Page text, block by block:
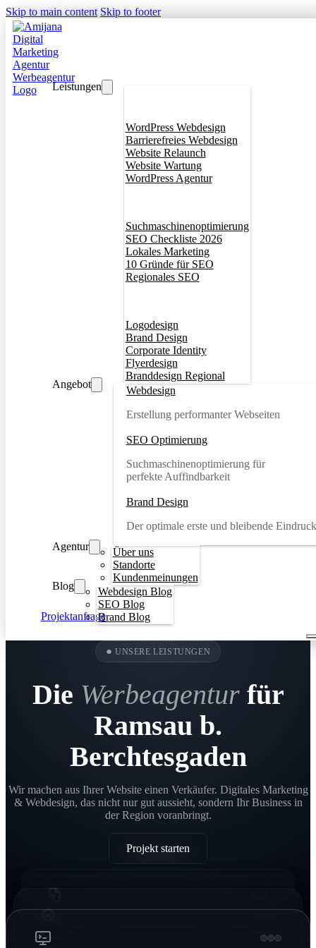
Skip to main content Skip to footer
Leistungen
WordPress Webdesign
Barrierefreies Webdesign
Website Relaunch
Website Wartung
WordPress Agentur
Suchmaschinenoptimierung
SEO Checkliste 2026
Lokales Marketing
10 Gründe für SEO
Regionales SEO
Logodesign
Brand Design
Corporate Identity
Flyerdesign
Branddesign Regional
Angebot
Webdesign
Erstellung performanter Webseiten
SEO Optimierung
Suchmaschinenoptimierung für
perfekte Auffindbarkeit
Brand Design
Der optimale erste und bleibende Eindruck
Agentur
Über uns
Standorte
Kundenmeinungen
Blog
Webdesign Blog
SEO Blog
Brand Blog
Projektanfrage
● UNSERE LEISTUNGEN
Die Werbeagenturfür
Ramsau b.
Berchtesgaden
Wir machen aus Ihrer Website einen Verkäufer. Digitales Marketing
& Webdesign, das nicht nur gut aussieht, sondern Ihr Business in
der Region voranbringt.
Projekt starten